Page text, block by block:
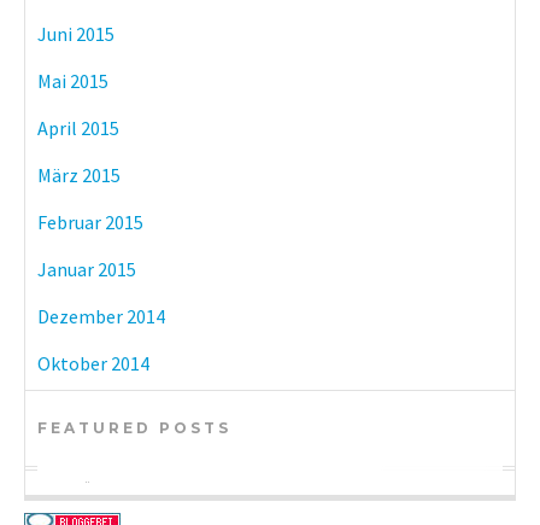
Juni 2015
Mai 2015
April 2015
März 2015
Februar 2015
Januar 2015
Dezember 2014
Oktober 2014
FEATURED POSTS
eBook-Reader im Vergleich: Tolino vs.
Münchner Museen mit freiem Eintritt
DIY-Adventskalender zum kleinen Preis